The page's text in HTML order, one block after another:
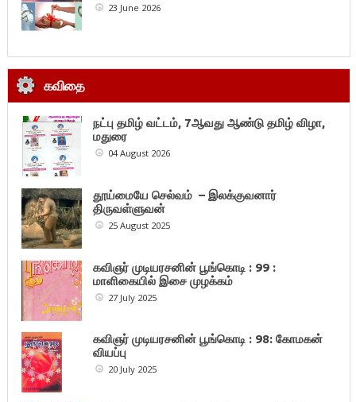
23 June 2026
கவிதை
நட்பு தமிழ் வட்டம், 7ஆவது ஆண்டு தமிழ் விழா,
மதுரை
04 August 2026
தூய்மையே செல்வம் – இலக்குவனார்
திருவள்ளுவன்
25 August 2025
கவிஞர் முடியரசனின் பூங்கொடி : 99 :
மாளிகையில் இசை முழக்கம்
27 July 2025
கவிஞர் முடியரசனின் பூங்கொடி : 98: கோமகன்
வியப்பு
20 July 2025